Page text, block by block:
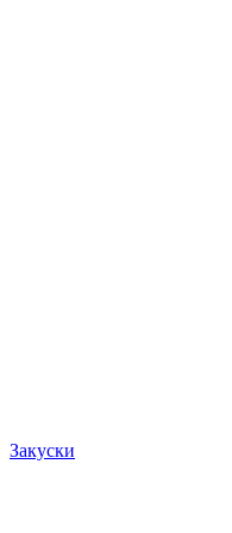
Закуски